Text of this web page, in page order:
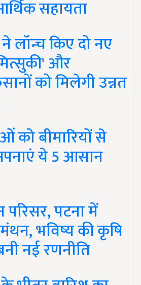
सहायता
लॉन्च किए दो नए
और
को मिलेगी उन्नत
को बीमारियों से
ये 5 आसान
पटना में
भविष्य की कृषि
नई रणनीति